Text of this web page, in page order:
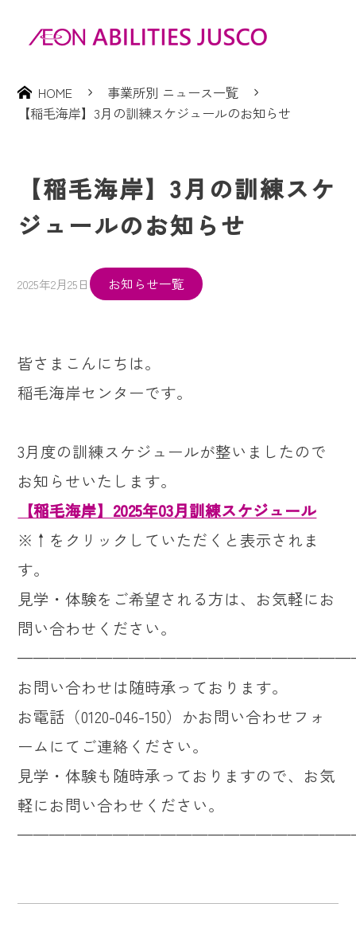
HOME
事業所別 ニュース一覧
【稲毛海岸】3月の訓練スケジュールのお知らせ
【稲毛海岸】3月の訓練スケ
ジュールのお知らせ
2025年2月25日 お知らせ一覧
皆さまこんにちは。
稲毛海岸センターです。
3月度の訓練スケジュールが整いましたので
お知らせいたします。
【稲毛海岸】2025年03月訓練スケジュール
※↑をクリックしていただくと表示されま
す。
見学・体験をご希望される方は、お気軽にお
問い合わせください。
お問い合わせは随時承っております。
お電話（0120-046-150）かお問い合わせフォ
ームにてご連絡ください。
見学・体験も随時承っておりますので、お気
軽にお問い合わせください。